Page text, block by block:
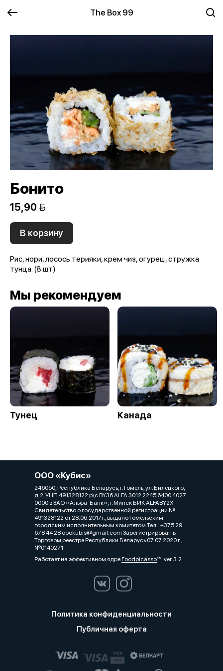
The Box 99
Бонито
15,90 
В корзину
Рис, нори, лосось терияки, крем чиз, огурец, стружка
тунца. (8 шт)
Мы рекомендуем
Тунец Канада
ООО «Кубис»
246050, Республика Беларусь, г. Гомель, ул. Билецкого,
д.2, УНП 491328122 р\с BY36 ALFA 3012 2245 6400 4027
0000 в ЗАО «Альфа-Банк», г. Минск БИК ALFABY2X
Свидетельство о государственной регистрации №
491328122 от 28.06.2017г., выдано Гомельским
городским исполнительным комитетом Тел.: +375 29
678 44 28 oookubis@gmail.com Зарегистрирован в
Торговом реестре Республики Беларусь 07.07.2020 г.,
№0140271
Работает на эффективном ядреFoodpicássover. 3.2
Политика конфиденциальности
Публичная оферта